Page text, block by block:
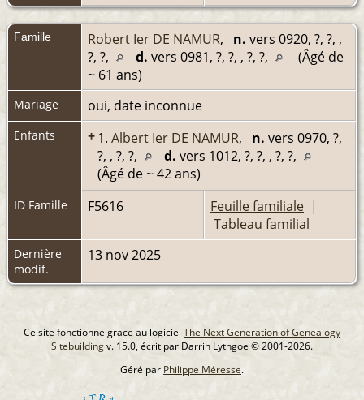
Famille Robert Ier DE NAMUR, n. vers 0920, ?, ?, ,
?, ?,
d. vers 0981, ?, ?, , ?, ?,
(Âgé de
~ 61 ans)
Mariage oui, date inconnue
Enfants +1. Albert Ier DE NAMUR, n. vers 0970, ?,
?, , ?, ?,
d. vers 1012, ?, ?, , ?, ?,
(Âgé de ~ 42 ans)
ID Famille F5616 Feuille familiale |
Tableau familial
Dernière
modif.
13 nov 2025
Ce site fonctionne grace au logiciel The Next Generation of Genealogy
Sitebuildingv. 15.0, écrit par Darrin Lythgoe © 2001-2026.
Géré par Philippe Méresse.